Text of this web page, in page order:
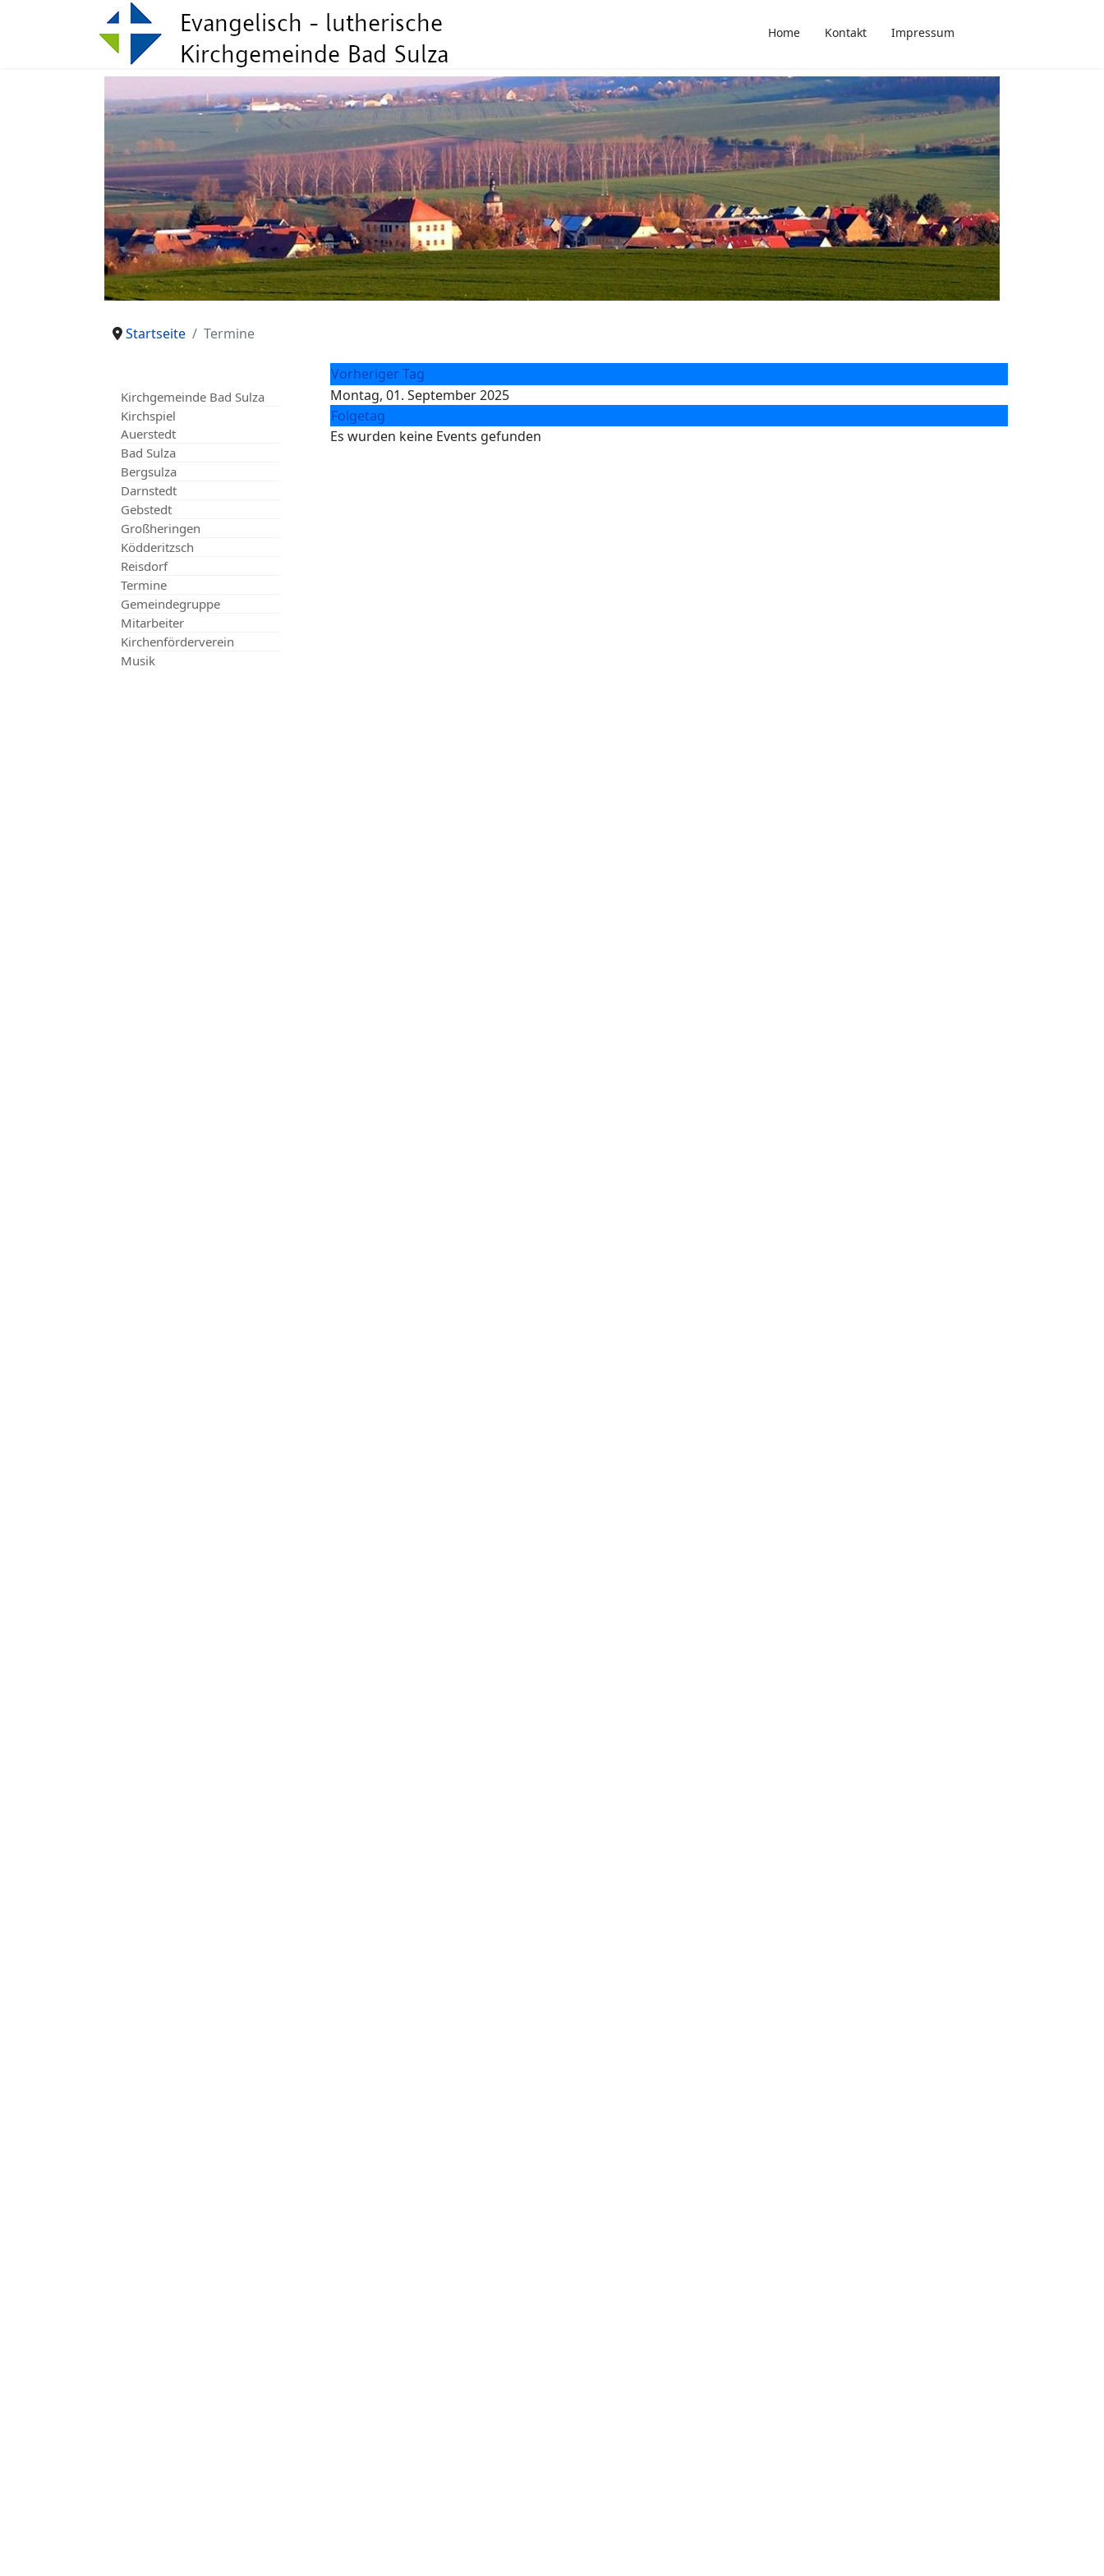
Home Kontakt Impressum
Startseite Termine
Kirchgemeinde Bad Sulza
Kirchspiel
Auerstedt
Bad Sulza
Bergsulza
Darnstedt
Gebstedt
Großheringen
Ködderitzsch
Reisdorf
Termine
Gemeindegruppe
Mitarbeiter
Kirchenförderverein
Musik
Vorheriger Tag
Montag, 01. September 2025
Folgetag
Es wurden keine Events gefunden